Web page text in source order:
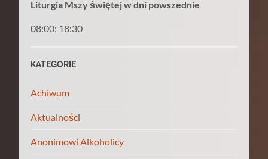
Liturgia Mszy świętej w dni powszednie
08:00; 18:30
KATEGORIE
Achiwum
Aktualności
Anonimowi Alkoholicy